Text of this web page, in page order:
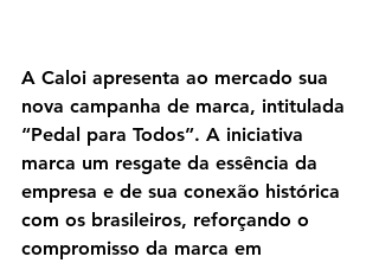
A Caloi apresenta ao mercado sua
nova campanha de marca, intitulada
“Pedal para Todos”. A iniciativa
marca um resgate da essência da
empresa e de sua conexão histórica
com os brasileiros, reforçando o
compromisso da marca em